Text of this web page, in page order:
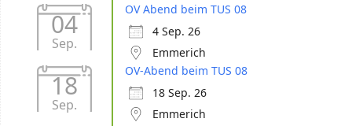
04
Sep.
OV Abend beim TUS 08
4 Sep. 26
Emmerich
18
Sep.
OV-Abend beim TUS 08
18 Sep. 26
Emmerich